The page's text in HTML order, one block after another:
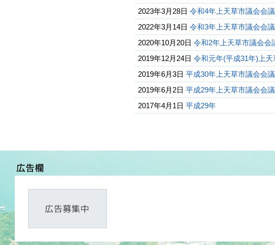
2023年3月28日 令和4年上天草市議会会
2022年3月14日 令和3年上天草市議会会
2020年10月20日 令和2年上天草市議会会
2019年12月24日 令和元年(平成31年)上
2019年6月3日 平成30年上天草市議会会
2019年6月2日 平成29年上天草市議会会
2017年4月1日 平成29年